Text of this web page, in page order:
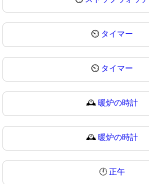
⏲️ タイマー
⏲ タイマー
🕰️ 暖炉の時計
🕰 暖炉の時計
🕛 正午